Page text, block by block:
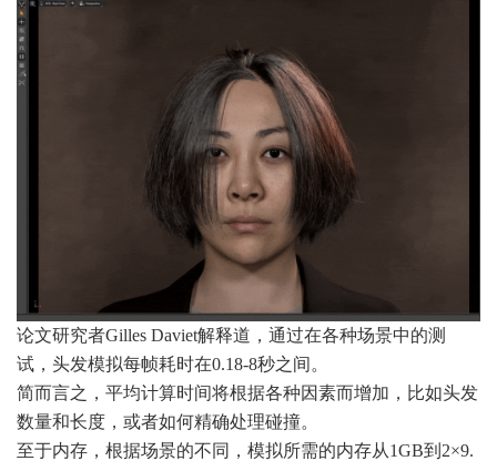
论文研究者Gilles Daviet解释道，通过在各种场景中的测
试，头发模拟每帧耗时在0.18-8秒之间。
简而言之，平均计算时间将根据各种因素而增加，比如头发
数量和长度，或者如何精确处理碰撞。
至于内存，根据场景的不同，模拟所需的内存从1GB到2×9.